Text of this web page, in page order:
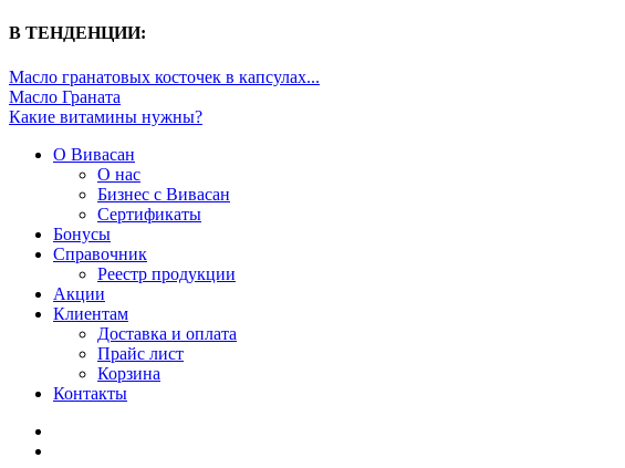
В ТЕНДЕНЦИИ:
Масло гранатовых косточек в капсулах...
Масло Граната
Какие витамины нужны?
О Вивасан
О нас
Бизнес с Вивасан
Сертификаты
Бонусы
Справочник
Реестр продукции
Акции
Клиентам
Доставка и оплата
Прайс лист
Корзина
Контакты